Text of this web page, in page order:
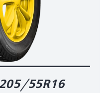
205/55R16